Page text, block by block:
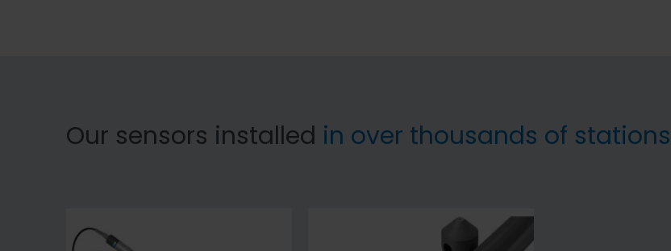
Our sensors installed in over thousands of